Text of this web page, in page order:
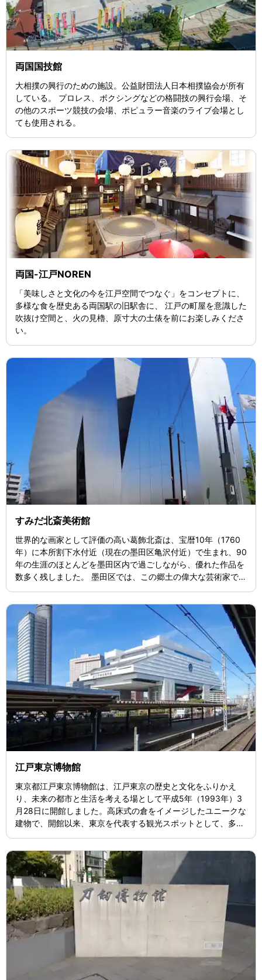
両国国技館
大相撲の興行のための施設。公益財団法人日本相撲協会が所有
している。 プロレス、ボクシングなどの格闘技の興行会場、そ
の他のスポーツ競技の会場、ポピュラー音楽のライブ会場とし
ても使用される。
両国-江戸NOREN
「美味しさと文化の今を江戸空間でつなぐ」をコンセプトに、
多様な食を歴史ある両国駅の旧駅舎に、 江戸の町屋を意識した
吹抜け空間と、火の見櫓、原寸大の土俵を前にお楽しみくださ
い。
すみだ北斎美術館
世界的な画家として評価の高い葛飾北斎は、宝暦10年（1760
年）に本所割下水付近（現在の墨田区亀沢付近）で生まれ、90
年の生涯のほとんどを墨田区内で過ごしながら、優れた作品を
数多く残しました。 墨田区では、この郷土の偉大な芸術家であ
術館」を開設しました。
江戸東京博物館
東京都江戸東京博物館は、江戸東京の歴史と文化をふりかえ
り、未来の都市と生活を考える場として平成5年（1993年）3
月28日に開館しました。高床式の倉をイメージしたユニークな
建物で、開館以来、東京を代表する観光スポットとして、多く
化を実物資料や復元模型等を用いて紹介しています。さらに、
1階展示室で開催される年5～6回の特別展に加えて、講座や体
験教室など様々な活動を展開しています。